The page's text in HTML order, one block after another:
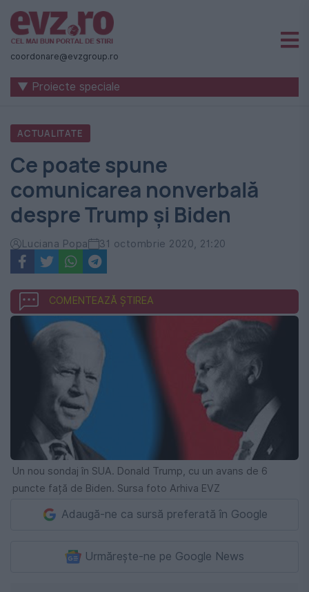
Știri
naționale
internaționale
România
-
Evenimentul
Zilei
coordonare@evzgroup.ro
▼ Proiecte speciale
ACTUALITATE
Ce poate spune
comunicarea nonverbală
despre Trump și Biden
Luciana Popa 31 octombrie 2020, 21:20
COMENTEAZĂ ȘTIREA
Un nou sondaj în SUA. Donald Trump, cu un avans de 6
puncte față de Biden. Sursa foto Arhiva EVZ
Adaugă-ne ca sursă preferată în Google
Urmărește-ne pe Google News